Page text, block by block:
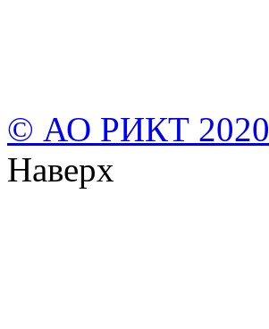
© АО РИКТ 2020
Наверх